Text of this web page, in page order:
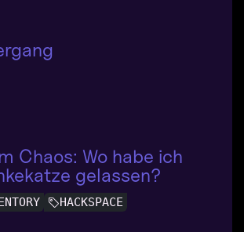
Chaos: Wo habe ich
gelassen?
HACKSPACE